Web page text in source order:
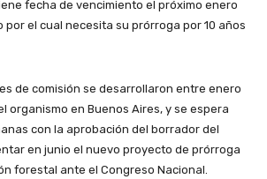
fecha de vencimiento el próximo enero
por el cual necesita su prórroga por 10 años
de comisión se desarrollaron entre enero
organismo en Buenos Aires, y se espera
con la aprobación del borrador del
en junio el nuevo proyecto de prórroga
forestal ante el Congreso Nacional.